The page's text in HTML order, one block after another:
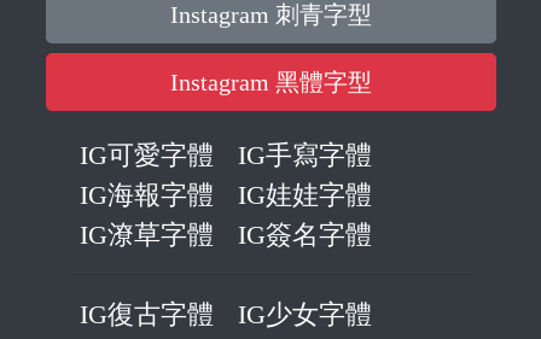
Instagram 刺青字型
Instagram 黑體字型
IG可愛字體
IG手寫字體
IG海報字體
IG娃娃字體
IG潦草字體
IG簽名字體
IG復古字體 IG少女字體